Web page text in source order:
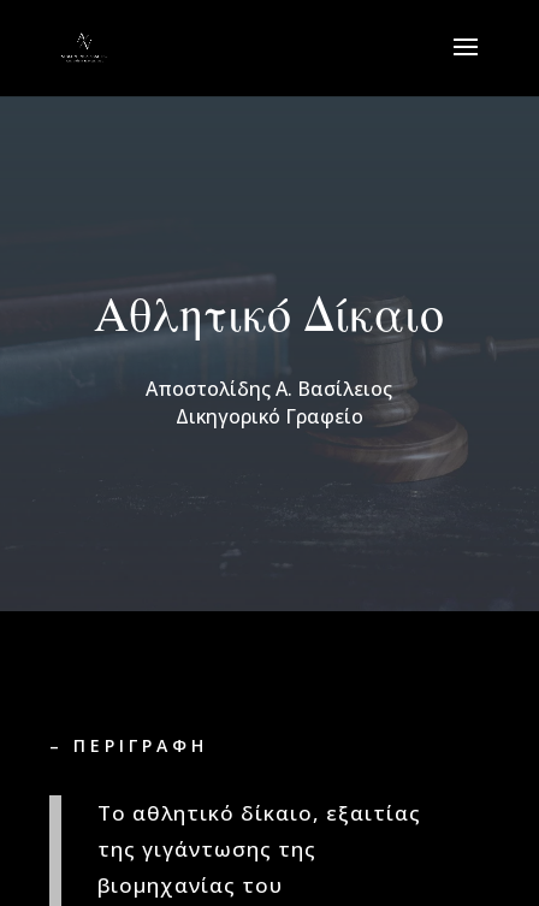
Αθλητικό Δίκαιο
Αποστολίδης Α. Βασίλειος
Δικηγορικό Γραφείο
– ΠΕΡΙΓΡΑΦΗ
Το αθλητικό δίκαιο, εξαιτίας
της γιγάντωσης της
βιομηχανίας του